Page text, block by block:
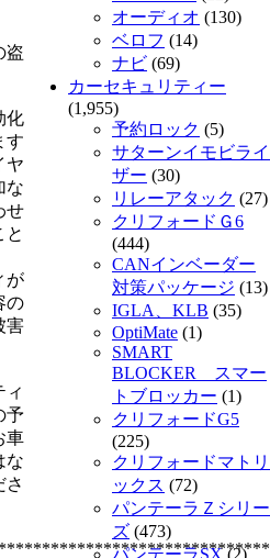
盗
化
す
ヤ
な
せ
と
が
の
害
ィ
予
車
な
さ
オーディオ (130)
ベロフ (14)
ナビ (69)
カーセキュリティー
(1,955)
予約ロック (5)
サターンイモビライ
ザー (30)
リレーアタック (27)
クリフォードＧ6
(444)
CANインベーダー
対策パッケージ (13)
IGLA、KLB (35)
OptiMate (1)
SMART
BLOCKER スマー
トブロッカー (1)
クリフォードG5
(225)
クリフォードマトリ
ックス (72)
パンテーラＺシリー
ズ (473)
パンテーラSX(2)